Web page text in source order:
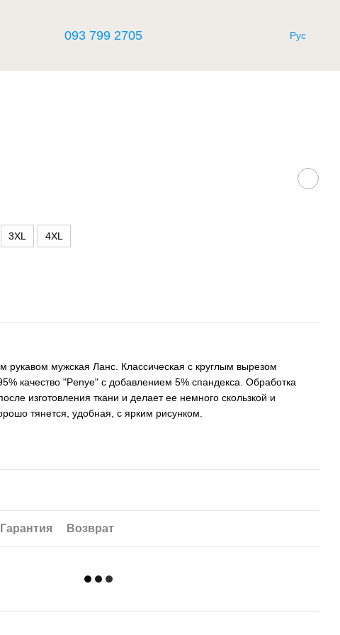
093 799 2705 Рус
3XL 4XL
рукавом мужская Ланс. Классическая с круглым вырезом
качество "Penye" ​​с добавлением 5% спандекса. Обработка
изготовления ткани и делает ее немного скользкой и
тянется, удобная, с ярким рисунком.
Гарантия Возврат